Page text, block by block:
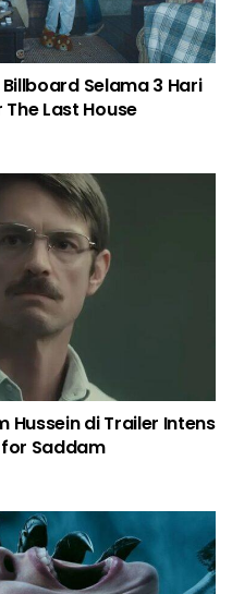
Selama 3 Hari
Last House
Hussein di Trailer Intens
for Saddam